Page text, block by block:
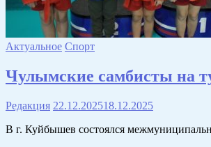
Актуальное Спорт
Чулымские самбисты на
Редакция 22.12.202518.12.2025
В г. Куйбышев состоялся